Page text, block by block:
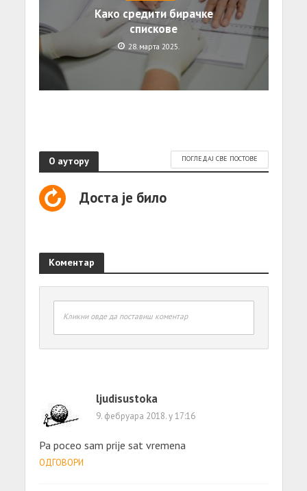
Како средити бирачке
спискове
28. марта 2025.
О аутору ПОГЛЕДАЈ СВЕ ПОСТОВЕ
Доста је било
Коментар
Кликни овде да поставиш коментар
ljudisustoka
9. фебруара 2018. у 17:16
Pa poceo sam prije sat vremena
ОДГОВОРИ